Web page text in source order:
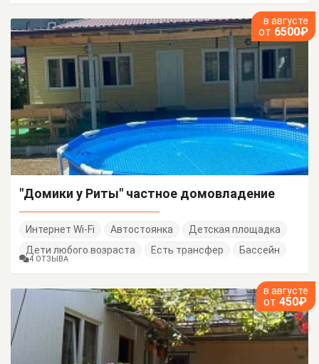
в августе
от 6500₽
"Домики у Риты" частное домовладение
Интернет Wi-Fi Автостоянка
Детская площадка
Дети любого возраста
Есть трансфер Бассейн
4 ОТЗЫВА
в августе
от 450₽